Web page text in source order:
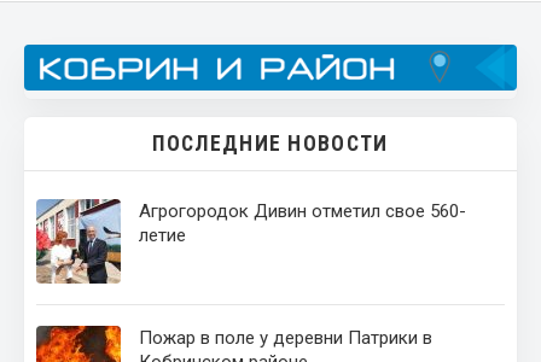
ПОСЛЕДНИЕ НОВОСТИ
Агрогородок Дивин отметил свое 560-
летие
Пожар в поле у деревни Патрики в